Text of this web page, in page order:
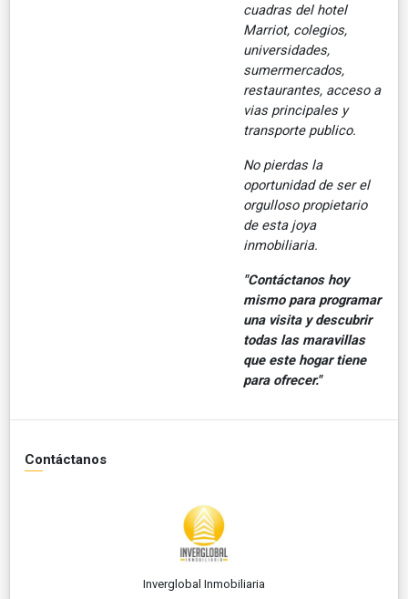
cuadras del hotel
Marriot, colegios,
universidades,
sumermercados,
restaurantes, acceso a
vias principales y
transporte publico.
No pierdas la
oportunidad de ser el
orgulloso propietario
de esta joya
inmobiliaria.
"Contáctanos hoy
mismo para programar
una visita y descubrir
todas las maravillas
que este hogar tiene
para ofrecer."
Contáctanos
Inverglobal Inmobiliaria